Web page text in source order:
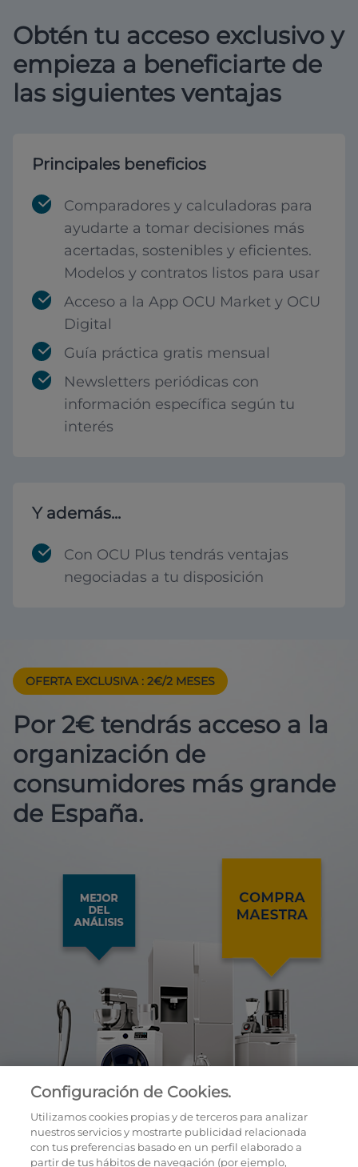
Obtén tu acceso exclusivo y
empieza a beneficiarte de
las siguientes ventajas
Principales beneficios
Comparadores y calculadoras para
ayudarte a tomar decisiones más
acertadas, sostenibles y eficientes.
Modelos y contratos listos para usar
Acceso a la App OCU Market y OCU
Digital
Guía práctica gratis mensual
Newsletters periódicas con
información específica según tu
interés
Y además...
Con OCU Plus tendrás ventajas
negociadas a tu disposición
OFERTA EXCLUSIVA : 2€/2 MESES
Por 2€ tendrás acceso a la
organización de
consumidores más grande
de España.
Configuración de Cookies.
Utilizamos cookies propias y de terceros para analizar
nuestros servicios y mostrarte publicidad relacionada
con tus preferencias basado en un perfil elaborado a
partir de tus hábitos de navegación (por ejemplo,